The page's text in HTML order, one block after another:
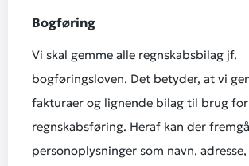
Bogføring
Vi skal gemme alle regnskabsbilag jf.
bogføringsloven. Det betyder, at vi
fakturaer og lignende bilag til brug for
regnskabsføring. Heraf kan der
personoplysninger som navn, adresse,